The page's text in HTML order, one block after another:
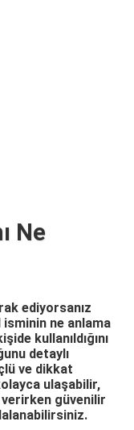
Ne
ediyorsanız
ne anlama
kullanıldığını
detaylı
ve dikkat
ulaşabilir,
güvenilir